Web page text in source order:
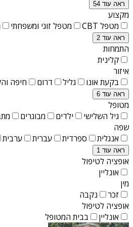
ראה עוד 54
מקצוע
מטפל CBT
מטפל זוגי ומשפחתי
ראה עוד 2
התמחות
קלינית
איזור
בקעת אונו
גליל דרום חיפה
ראה עוד 6
מטופל
גיל השלישי
ילדים מבוגרים
שפה
אנגלית
ספרדית עברית ערבית
ראה עוד 1
אופציה לטיפול
אונליין
מין
זכר
נקבה
אופציה לטיפול
אונליין
בבית המטופל